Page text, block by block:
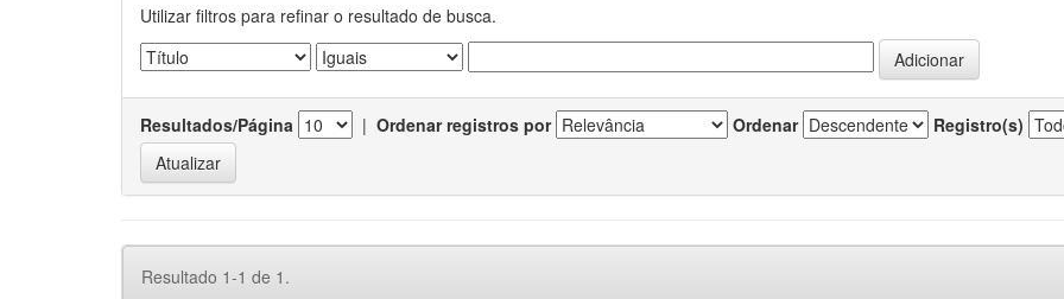
Utilizar filtros para refinar o resultado de busca.
Resultados/Página | Ordenar registros por Ordenar Registro(s)
Resultado 1-1 de 1.